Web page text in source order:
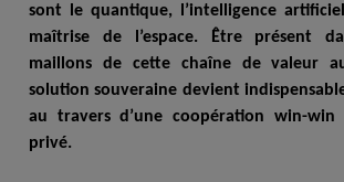
sont le quantique, l’intelligence
maîtrise de l’espace. Être présent
maillons de cette chaîne de valeur
solution souveraine devient
au travers d’une coopération win-win
privé.